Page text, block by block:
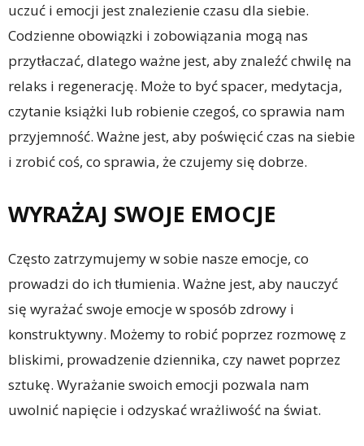
uczuć i emocji jest znalezienie czasu dla siebie.
Codzienne obowiązki i zobowiązania mogą nas
przytłaczać, dlatego ważne jest, aby znaleźć chwilę na
relaks i regenerację. Może to być spacer, medytacja,
czytanie książki lub robienie czegoś, co sprawia nam
przyjemność. Ważne jest, aby poświęcić czas na siebie
i zrobić coś, co sprawia, że czujemy się dobrze.
WYRAŻAJ SWOJE EMOCJE
Często zatrzymujemy w sobie nasze emocje, co
prowadzi do ich tłumienia. Ważne jest, aby nauczyć
się wyrażać swoje emocje w sposób zdrowy i
konstruktywny. Możemy to robić poprzez rozmowę z
bliskimi, prowadzenie dziennika, czy nawet poprzez
sztukę. Wyrażanie swoich emocji pozwala nam
uwolnić napięcie i odzyskać wrażliwość na świat.